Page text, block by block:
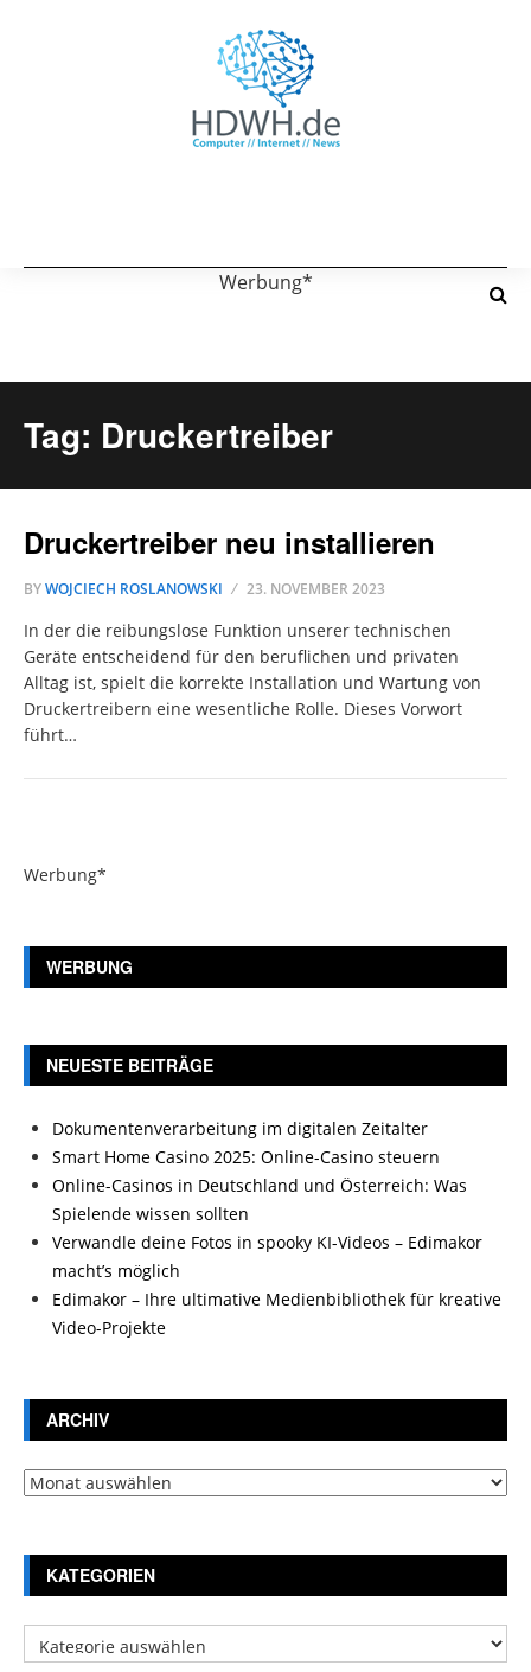
Werbung*
Tag: Druckertreiber
Druckertreiber neu installieren
BYWOJCIECH ROSLANOWSKI 23. NOVEMBER 2023
In der die reibungslose Funktion unserer technischen
Geräte entscheidend für den beruflichen und privaten
Alltag ist, spielt die korrekte Installation und Wartung von
Druckertreibern eine wesentliche Rolle. Dieses Vorwort
führt…
Werbung*
WERBUNG
NEUESTE BEITRÄGE
Dokumentenverarbeitung im digitalen Zeitalter
Smart Home Casino 2025: Online-Casino steuern
Online-Casinos in Deutschland und Österreich: Was
Spielende wissen sollten
Verwandle deine Fotos in spooky KI-Videos – Edimakor
macht’s möglich
Edimakor – Ihre ultimative Medienbibliothek für kreative
Video-Projekte
ARCHIV
Archiv
KATEGORIEN
Kategorien